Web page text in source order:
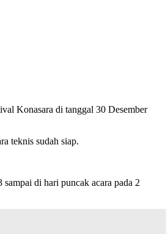
Konasara di tanggal 30 Desember
teknis sudah siap.
di hari puncak acara pada 2